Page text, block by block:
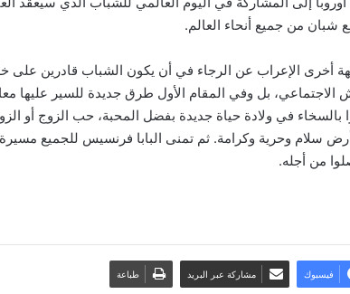
شبان من جميع أنحاء العالم.
أخرى الإعراب عن الرجاء في أن يكون الشباب قادرين على
الاجتماعي، بل وفي المقام الأول طرق جديدة للسير عليها
بالسخاء في ولادة حياة جديدة بفضل المحبة، حب الزوج أو
سلام وحرية وكرامة. ثم تمنى البابا فرنسيس للجميع مسيرة
من أجله.
فيسبوك مشاركة عبر البريد طباعة